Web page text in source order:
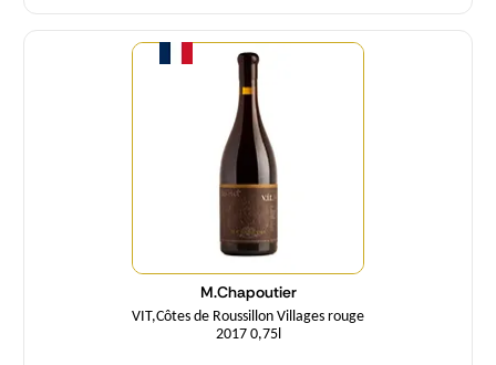
M.Chapoutier
VIT,Côtes de Roussillon Villages rouge
2017 0,75l
Menge